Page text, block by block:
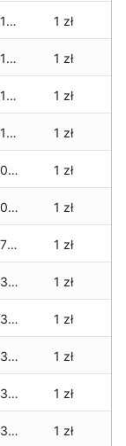
9,510 zł 1 zł
9,510 zł 1 zł
9,510 zł 1 zł
9,510 zł 1 zł
9,500 zł 1 zł
9,500 zł 1 zł
9,470 zł 1 zł
9,430 zł 1 zł
9,430 zł 1 zł
9,430 zł 1 zł
9,430 zł 1 zł
9,430 zł 1 zł